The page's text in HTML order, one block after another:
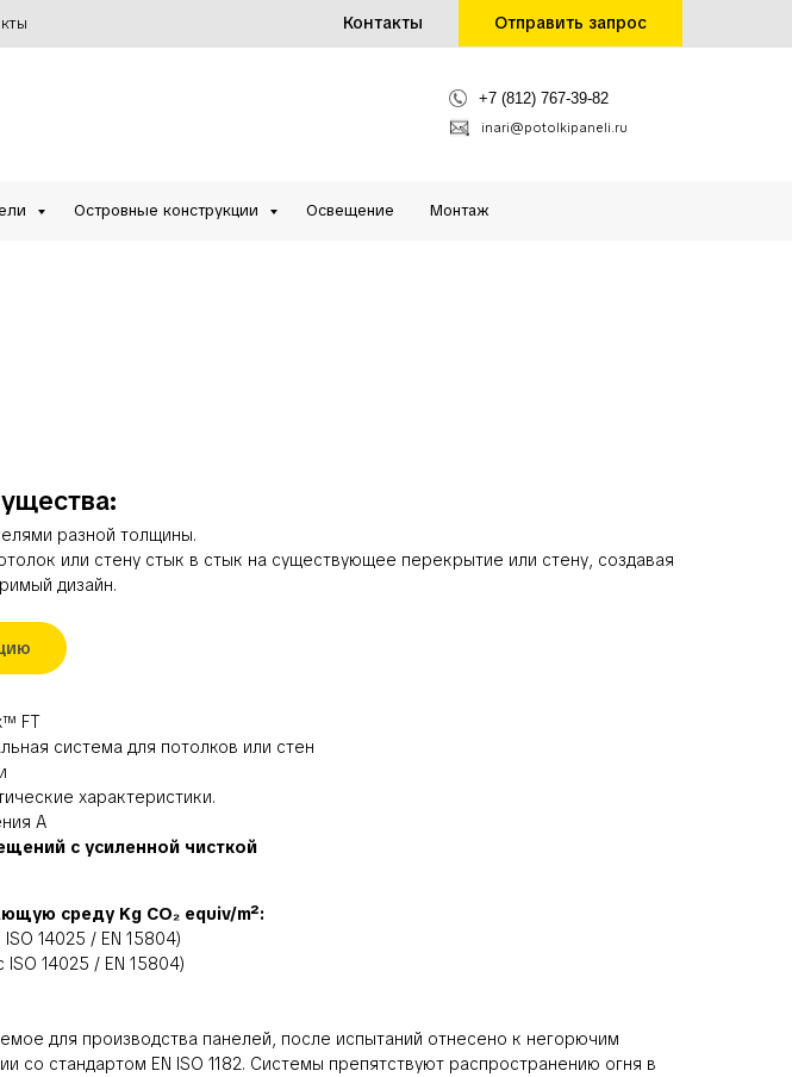
Контакты Отправить запрос
inari@potolkipaneli.ru
+7 (812) 767-39-82
Островные конструкции Освещение Монтаж
разной толщины.
или стену стык в стык на существующее перекрытие или стену, создавая
дизайн.
FT
система для потолков или стен
характеристики.
А
с усиленной чисткой
среду Kg CO₂ equiv/m²:
14025 / EN 15804)
ISO 14025 / EN 15804)
для производства панелей, после испытаний отнесено к негорючим
со стандартом EN ISO 1182. Системы препятствуют распространению огня в